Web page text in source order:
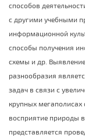
способов
с другими учебными
информационной
способы получения
схемы и др.
разнообразия
задач в связи с
крупных
восприятие природы
представляется